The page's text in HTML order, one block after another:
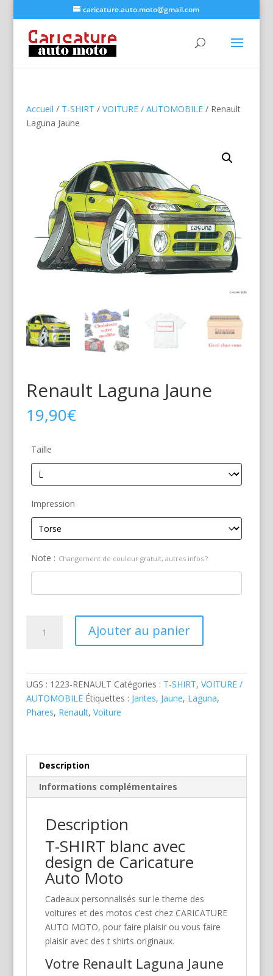
caricature.auto.moto@gmail.com
Accueil / T-SHIRT / VOITURE / AUTOMOBILE/ Renault
Laguna Jaune
Renault Laguna Jaune
19,90€
Taille
Impression
Note : Changement de couleur gratuit, autres infos ?
Ajouter au panier
UGS : 1223-RENAULT Catégories : T-SHIRT, VOITURE /
AUTOMOBILE Étiquettes : Jantes, Jaune, Laguna,
Phares, Renault, Voiture
Description
Informations complémentaires
Description
T-SHIRT blanc avec
design de Caricature
Auto Moto
Cadeaux personnalisés sur le theme des
voitures et des motos c’est chez CARICATURE
AUTO MOTO, pour faire plaisir ou vous faire
plaisir avec des t shirts originaux.
Votre Renault Laguna Jaune